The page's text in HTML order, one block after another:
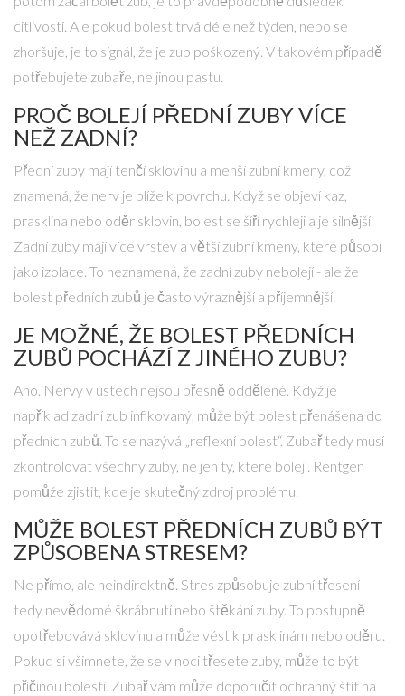
citlivosti. Ale pokud bolest trvá déle než týden, nebo se
zhoršuje, je to signál, že je zub poškozený. V takovém případě
potřebujete zubaře, ne jinou pastu.
PROČ BOLEJÍ PŘEDNÍ ZUBY VÍCE
NEŽ ZADNÍ?
Přední zuby mají tenčí sklovinu a menší zubní kmeny, což
znamená, že nerv je blíže k povrchu. Když se objeví kaz,
prasklina nebo oděr sklovin, bolest se šíří rychleji a je silnější.
Zadní zuby mají více vrstev a větší zubní kmeny, které působí
jako izolace. To neznamená, že zadní zuby nebolejí - ale že
bolest předních zubů je často výraznější a příjemnější.
JE MOŽNÉ, ŽE BOLEST PŘEDNÍCH
ZUBŮ POCHÁZÍ Z JINÉHO ZUBU?
Ano. Nervy v ústech nejsou přesně oddělené. Když je
například zadní zub infikovaný, může být bolest přenášena do
předních zubů. To se nazývá „reflexní bolest“. Zubař tedy musí
zkontrolovat všechny zuby, ne jen ty, které bolejí. Rentgen
pomůže zjistit, kde je skutečný zdroj problému.
MŮŽE BOLEST PŘEDNÍCH ZUBŮ BÝT
ZPŮSOBENA STRESEM?
Ne přímo, ale neindirektně. Stres způsobuje zubní třesení -
tedy nevědomé škrábnutí nebo štěkání zuby. To postupně
opotřebovává sklovinu a může vést k prasklinám nebo oděru.
Pokud si všimnete, že se v noci třesete zuby, může to být
příčinou bolesti. Zubař vám může doporučit ochranný štít na